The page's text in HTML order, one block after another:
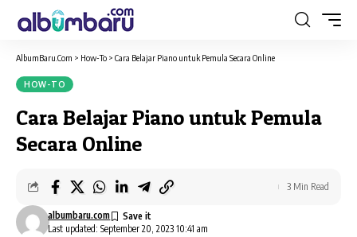
AlbumBaru.Com > How-To > Cara Belajar Piano untuk Pemula Secara Online
HOW-TO
Cara Belajar Piano untuk Pemula
Secara Online
Last updated: September 20, 2023 10:41 am
albumbaru.com
3 Min Read